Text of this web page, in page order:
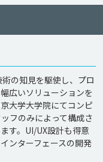
の知見を駆使し、プロ
広いソリューションを
大学大学院にてコンピ
フのみによって構成さ
す。UI/UX設計も得意
ンターフェースの開発